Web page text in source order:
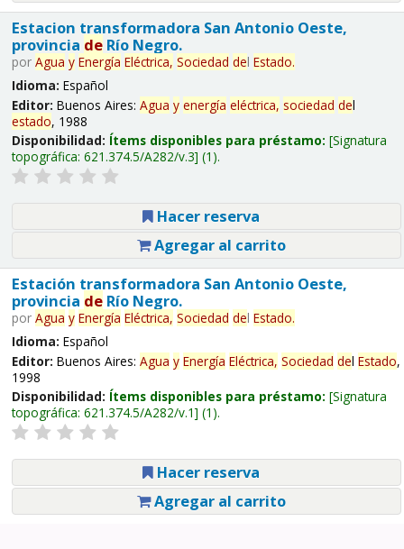
Estacion transformadora San Antonio Oeste,
provincia deRío Negro.
por Agua y Energía Eléctrica, Sociedad del Estado.
Idioma: Español
Editor: Buenos Aires: Agua y energía eléctrica, sociedad del
estado, 1988
Disponibilidad: Ítems disponibles para préstamo: Signatura
topográfica: 621.374.5/A282/v.3 (1).
Hacer reserva
Agregar al carrito
Estación transformadora San Antonio Oeste,
provincia deRío Negro.
por Agua y Energía Eléctrica, Sociedad del Estado.
Idioma: Español
Editor: Buenos Aires: Agua y Energía Eléctrica, Sociedad del Estado,
1998
Disponibilidad: Ítems disponibles para préstamo: Signatura
topográfica: 621.374.5/A282/v.1 (1).
Hacer reserva
Agregar al carrito